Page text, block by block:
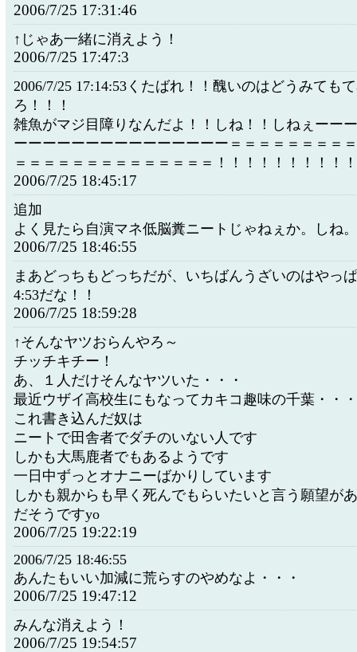
2006/7/25 17:31:46
↑じゃあ一緒に消えよう！
2006/7/25 17:47:3
2006/7/25 17:14:53くたばれ！！醜いのはどうみても
ろ！！！
雑魚がマジ目障りなんだよ！！しね！！しねぇーー
ーーーーーーーーーーーーーーー＝＝＝＝＝＝＝＝
＝＝＝＝＝＝＝＝＝＝＝＝＝＝！！！！！！！！！
2006/7/25 18:45:17
追加
よく見たら自演マネ低脳糞ニートじゃねぇか。しね
2006/7/25 18:46:55
まあどっちもどっちだが、いちばんうざいのはやっぱ
4:53だな！！
2006/7/25 18:59:28
↑そんなヤツおらんやろ～
チッチキチー！
あ、１人だけそんなヤツいた・・・
最近ウザイ高校生にもなってカキコ趣味の千葉・・・
これ書き込んだ奴は
ニートで田舎者でダチのいない人です
しかも大馬鹿者でもあるようです
一日中ずっとオナニーばかりしています
しかも親からも早く死んでもらいたいと言う願望が
だそうですyo
2006/7/25 19:22:19
2006/7/25 18:46:55
あんたもいい加減に荒らすのやめなよ・・・
2006/7/25 19:47:12
みんな消えよう！
2006/7/25 19:54:57